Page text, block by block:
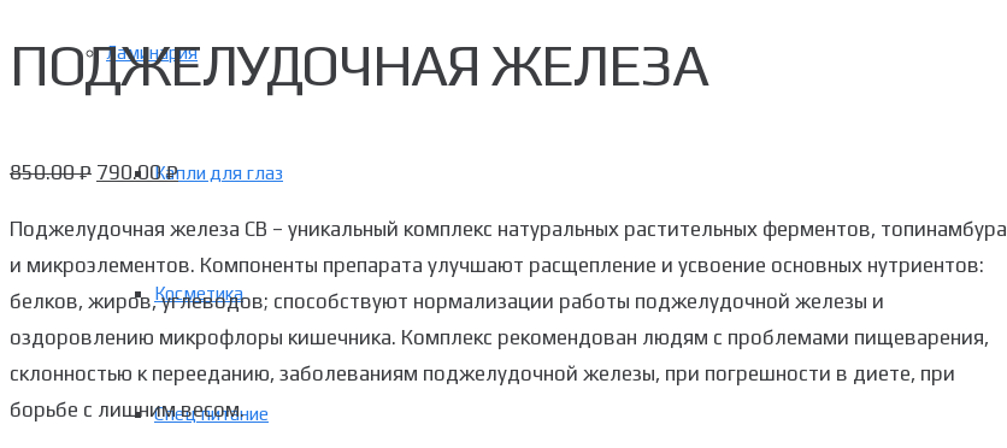
Ламинария
Капли для глаз
Косметика
Спец питание
ПОДЖЕЛУДОЧНАЯ ЖЕЛЕЗА
850.00₽ 790.00₽
Поджелудочная железа CB – уникальный комплекс натуральных растительных ферментов, топинамбура
и микроэлементов. Компоненты препарата улучшают расщепление и усвоение основных нутриентов:
белков, жиров, углеводов; способствуют нормализации работы поджелудочной железы и
оздоровлению микрофлоры кишечника. Комплекс рекомендован людям с проблемами пищеварения,
склонностью к перееданию, заболеваниям поджелудочной железы, при погрешности в диете, при
борьбе с лишним весом.